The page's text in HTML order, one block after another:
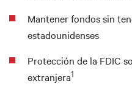
Mantener fondos sin
estadounidenses
Protección de la FDIC
extranjera1